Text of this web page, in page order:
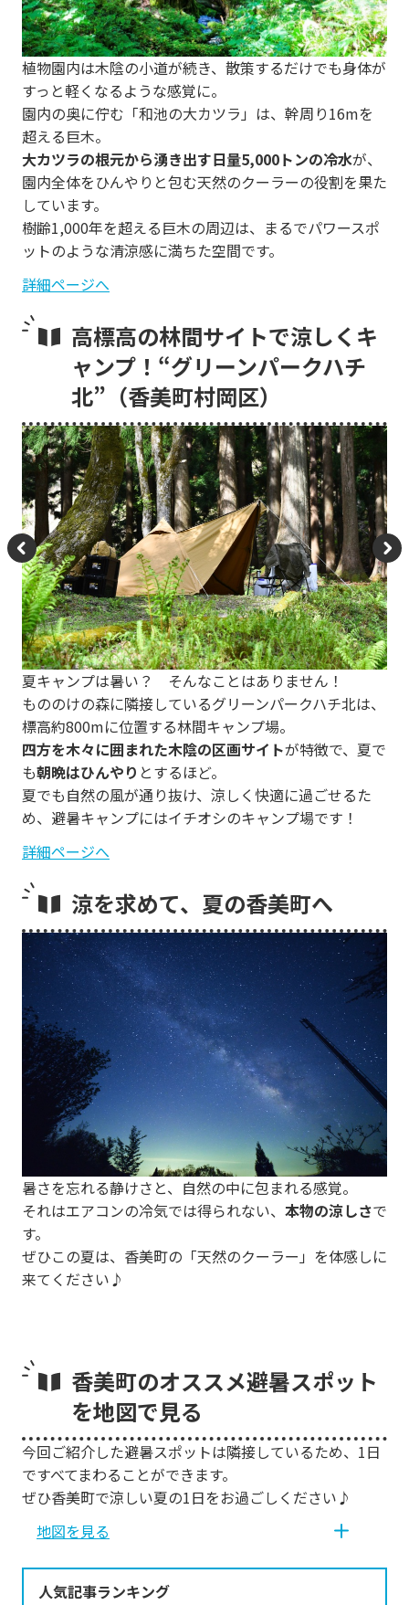
vi
o
u
s
xt
植物園内は木陰の小道が続き、散策するだけでも身体が
すっと軽くなるような感覚に。
園内の奥に佇む「和池の大カツラ」は、幹周り16mを
超える巨木。
大カツラの根元から湧き出す日量5,000トンの冷水が、
園内全体をひんやりと包む天然のクーラーの役割を果た
しています。
樹齢1,000年を超える巨木の周辺は、まるでパワースポ
ットのような清涼感に満ちた空間です。
詳細ページへ
高標高の林間サイトで涼しくキ
ャンプ！“グリーンパークハチ
北”（香美町村岡区）
P
re
vi
o
u
s
N
e
xt
夏キャンプは暑い？ そんなことはありません！
もののけの森に隣接しているグリーンパークハチ北は、
標高約800mに位置する林間キャンプ場。
四方を木々に囲まれた木陰の区画サイトが特徴で、夏で
も朝晩はひんやり とするほど。
夏でも自然の風が通り抜け、涼しく快適に過ごせるた
め、避暑キャンプにはイチオシのキャンプ場です！
詳細ページへ
涼を求めて、夏の香美町へ
暑さを忘れる静けさと、自然の中に包まれる感覚。
それはエアコンの冷気では得られない、 本物の涼しさで
す。
ぜひこの夏は、香美町の「天然のクーラー」を体感しに
来てください♪
香美町のオススメ避暑スポット
を地図で見る
今回ご紹介した避暑スポットは隣接しているため、1日
ですべてまわることができます。
ぜひ香美町で涼しい夏の1日をお過ごしください♪
地図を見る
人気記事ランキング